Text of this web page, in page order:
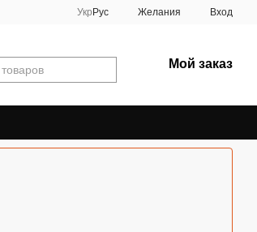
Укр Рус Желания Вход
Мой заказ